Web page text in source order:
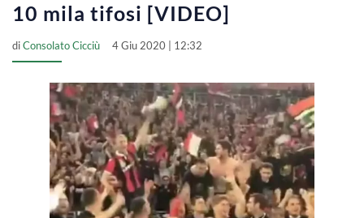
10 mila tifosi [VIDEO]
diConsolato Cicciù 4 Giu 2020 | 12:32